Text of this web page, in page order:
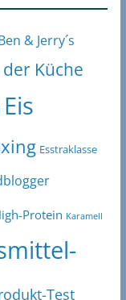
& Jerry´s
Küche
Eis
Esstraklasse
Protein Karamell
Test